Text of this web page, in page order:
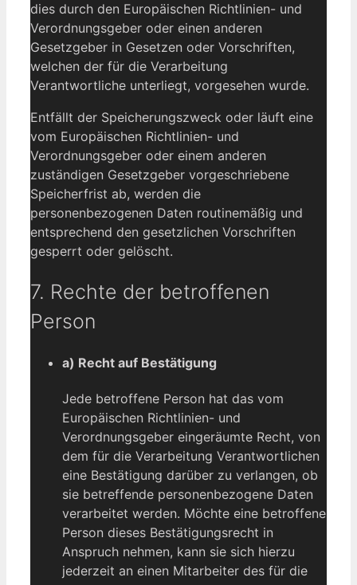
dies durch den Europäischen Richtlinien- und
Verordnungsgeber oder einen anderen
Gesetzgeber in Gesetzen oder Vorschriften,
welchen der für die Verarbeitung
Verantwortliche unterliegt, vorgesehen wurde.
Entfällt der Speicherungszweck oder läuft eine
vom Europäischen Richtlinien- und
Verordnungsgeber oder einem anderen
zuständigen Gesetzgeber vorgeschriebene
Speicherfrist ab, werden die
personenbezogenen Daten routinemäßig und
entsprechend den gesetzlichen Vorschriften
gesperrt oder gelöscht.
7. Rechte der betroffenen
Person
a) Recht auf Bestätigung
Jede betroffene Person hat das vom
Europäischen Richtlinien- und
Verordnungsgeber eingeräumte Recht, von
dem für die Verarbeitung Verantwortlichen
eine Bestätigung darüber zu verlangen, ob
sie betreffende personenbezogene Daten
verarbeitet werden. Möchte eine betroffene
Person dieses Bestätigungsrecht in
Anspruch nehmen, kann sie sich hierzu
jederzeit an einen Mitarbeiter des für die